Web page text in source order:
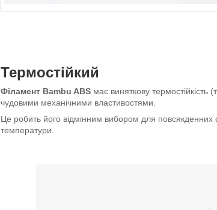
Термостійкий
Філамент Bambu ABS має виняткову термостійкість
чудовими механічними властивостями.
Це робить його відмінним вибором для повсякденних
температури.